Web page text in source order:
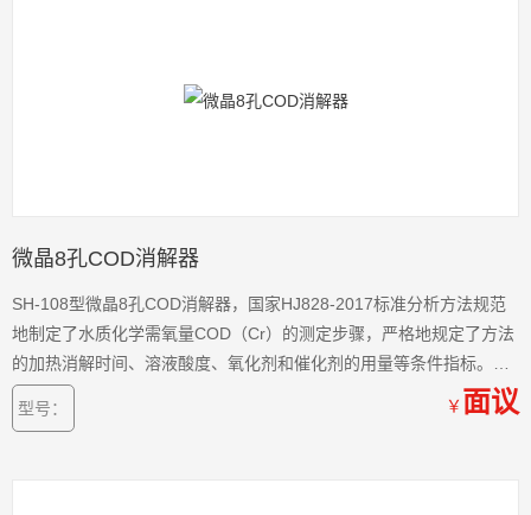
微晶8孔COD消解器
SH-108型微晶8孔COD消解器，国家HJ828-2017标准分析方法规范
地制定了水质化学需氧量COD（Cr）的测定步骤，严格地规定了方法
的加热消解时间、溶液酸度、氧化剂和催化剂的用量等条件指标。显
而易见，水质COD（Cr）的测定是有严格的条件规定，违背了条件规
定进行操作，就会影响测定的准确性。
型号： ￥ 面议